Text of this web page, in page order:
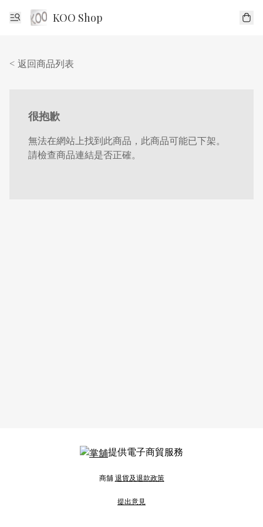
KOO Shop
< 返回商品列表
很抱歉
無法在網站上找到此商品，此商品可能已下架。
請檢查商品連結是否正確。
提供電子商貿服務
商舖退貨及退款政策
提出意見